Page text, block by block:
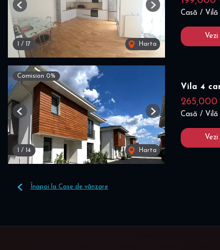
/ 17 Harta
Previous Next
Casă / Vilă
Comision 0%
/ 14 Harta
Previous Next
Vila 4
Casă / Vilă
Înapoi la Case de vânzare